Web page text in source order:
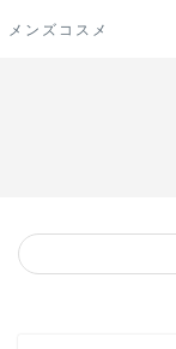
メンズコスメ